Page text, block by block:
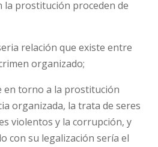
la prostitución proceden de
relación que existe entre
organizado;
en torno a la prostitución
organizada, la trata de seres
violentos y la corrupción, y
con su legalización sería el